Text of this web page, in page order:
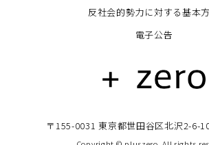
反社会的勢力に対する基本
電子公告
〒155-0031 東京都世田谷区北沢2-6-10